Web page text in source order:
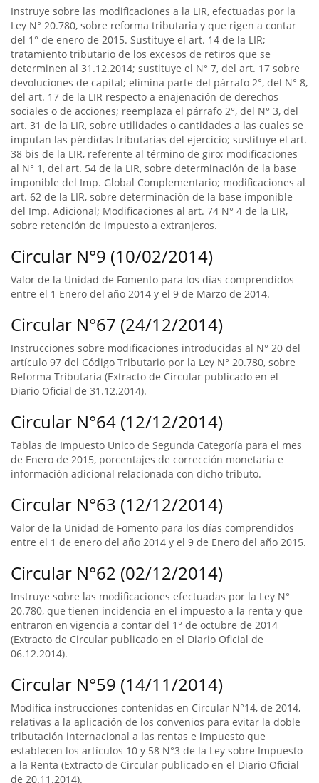
Instruye sobre las modificaciones a la LIR, efectuadas por la
Ley N° 20.780, sobre reforma tributaria y que rigen a contar
del 1° de enero de 2015. Sustituye el art. 14 de la LIR;
tratamiento tributario de los excesos de retiros que se
determinen al 31.12.2014; sustituye el N° 7, del art. 17 sobre
devoluciones de capital; elimina parte del párrafo 2°, del N° 8,
del art. 17 de la LIR respecto a enajenación de derechos
sociales o de acciones; reemplaza el párrafo 2°, del N° 3, del
art. 31 de la LIR, sobre utilidades o cantidades a las cuales se
imputan las pérdidas tributarias del ejercicio; sustituye el art.
38 bis de la LIR, referente al término de giro; modificaciones
al N° 1, del art. 54 de la LIR, sobre determinación de la base
imponible del Imp. Global Complementario; modificaciones al
art. 62 de la LIR, sobre determinación de la base imponible
del Imp. Adicional; Modificaciones al art. 74 N° 4 de la LIR,
sobre retención de impuesto a extranjeros.
Circular N°9 (10/02/2014)
Valor de la Unidad de Fomento para los días comprendidos
entre el 1 Enero del año 2014 y el 9 de Marzo de 2014.
Circular N°67 (24/12/2014)
Instrucciones sobre modificaciones introducidas al N° 20 del
artículo 97 del Código Tributario por la Ley N° 20.780, sobre
Reforma Tributaria (Extracto de Circular publicado en el
Diario Oficial de 31.12.2014).
Circular N°64 (12/12/2014)
Tablas de Impuesto Unico de Segunda Categoría para el mes
de Enero de 2015, porcentajes de corrección monetaria e
información adicional relacionada con dicho tributo.
Circular N°63 (12/12/2014)
Valor de la Unidad de Fomento para los días comprendidos
entre el 1 de enero del año 2014 y el 9 de Enero del año 2015.
Circular N°62 (02/12/2014)
Instruye sobre las modificaciones efectuadas por la Ley N°
20.780, que tienen incidencia en el impuesto a la renta y que
entraron en vigencia a contar del 1° de octubre de 2014
(Extracto de Circular publicado en el Diario Oficial de
06.12.2014).
Circular N°59 (14/11/2014)
Modifica instrucciones contenidas en Circular N°14, de 2014,
relativas a la aplicación de los convenios para evitar la doble
tributación internacional a las rentas e impuesto que
establecen los artículos 10 y 58 N°3 de la Ley sobre Impuesto
a la Renta (Extracto de Circular publicado en el Diario Oficial
de 20.11.2014).